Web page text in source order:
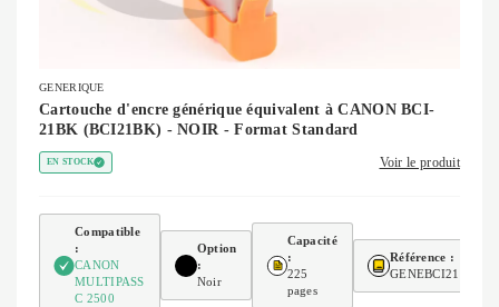
GENERIQUE
Cartouche d'encre générique équivalent à CANON BCI-
21BK (BCI21BK) - NOIR - Format Standard
EN STOCK Voir le produit
Compatible
:
CANON
MULTIPASS
C 2500
Option
:
Noir
Capacité
:
225
pages
Référence :
GENEBCI21BK